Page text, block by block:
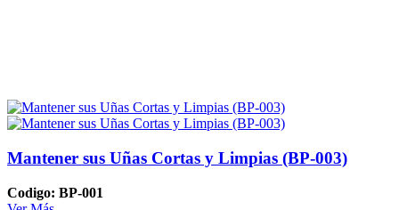
Mantener sus Uñas Cortas y Limpias (BP-003)
Codigo: BP-001